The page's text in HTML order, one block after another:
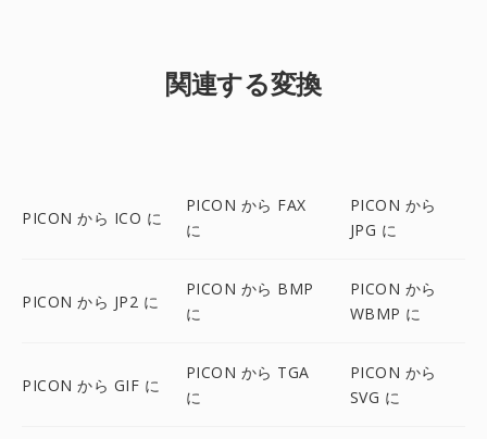
関連する変換
PICON から ICO に
PICON から FAX
に
PICON から
JPG に
PICON から JP2 に
PICON から BMP
に
PICON から
WBMP に
PICON から GIF に
PICON から TGA
に
PICON から
SVG に